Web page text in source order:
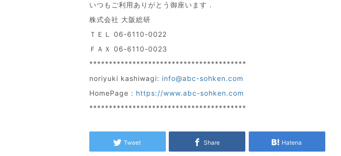
いつもご利用ありがとう御座います．
株式会社 大阪総研
ＴＥＬ 06-6110-0022
ＦＡＸ 06-6110-0023
****************************************
noriyuki kashiwagi: info@abc-sohken.com
HomePage : https://www.abc-sohken.com
****************************************
Tweet Share Hatena